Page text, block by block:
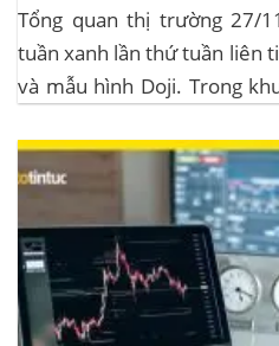
Tổng quan thị trường 27/
tuần xanh lần thứ tuần liên
và mẫu hình Doji. Trong
triệu đô Stablecoin bị rút